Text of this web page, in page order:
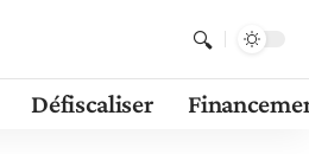
Défiscaliser